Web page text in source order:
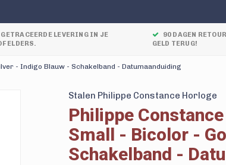
LEVERING IN JE
ELDERS.
90 DAGEN
GELD TERUG!
- Indigo Blauw - Schakelband - Datumaanduiding
Stalen Philippe Constance Horloge
Philippe
Small - Bicolor -
Schakelband -